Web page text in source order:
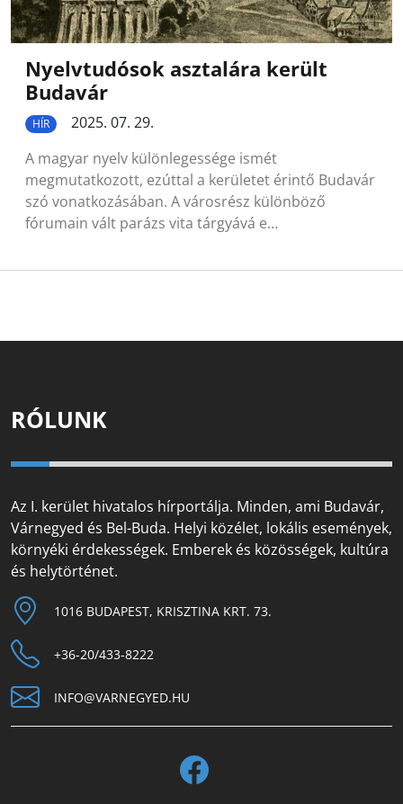
Nyelvtudósok asztalára került
Budavár
HÍR
2025. 07. 29.
A magyar nyelv különlegessége ismét
megmutatkozott, ezúttal a kerületet érintő Budavár
szó vonatkozásában. A városrész különböző
fórumain vált parázs vita tárgyává e…
RÓLUNK
Az I. kerület hivatalos hírportálja. Minden, ami Budavár,
Várnegyed és Bel-Buda. Helyi közélet, lokális események,
környéki érdekességek. Emberek és közösségek, kultúra
és helytörténet.
1016 BUDAPEST, KRISZTINA KRT. 73.
+36-20/433-8222
INFO@VARNEGYED.HU